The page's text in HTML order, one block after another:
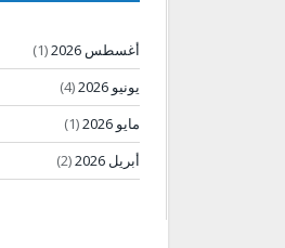
أغسطس 2026
(1)
يونيو 2026
(4)
مايو 2026
(1)
أبريل 2026
(2)